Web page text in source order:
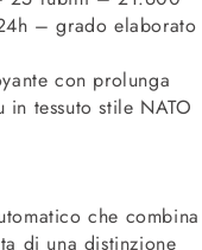
– grado elaborato
con prolunga
tessuto stile NATO
che combina
di una distinzione